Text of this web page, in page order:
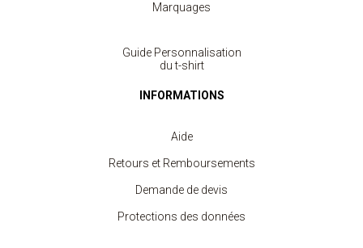
Marquages
Guide Personnalisation
du t-shirt
INFORMATIONS
Aide
Retours et Remboursements
Demande de devis
Protections des données